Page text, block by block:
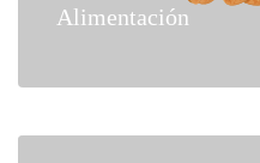
Alimentación